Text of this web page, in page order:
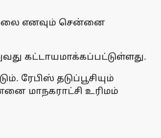
எனவும் சென்னை
கட்டாயமாக்கப்பட்டுள்ளது.
ரேபிஸ் தடுப்பூசியும்
மாநகராட்சி உரிமம்